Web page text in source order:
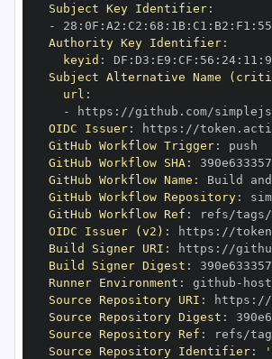
Subject Key Identifier:
-
28 : 0F : A2 : C2 : 68 : 1B: C1 : B2 : F1 : 55
Authority Key Identifier:
keyid : DF : D3 : E9 : CF : 56 : 24: 11 :
Subject Alternative Name
url :
-
https : //github.com/
OIDC Issuer: https :
GitHub Workflow Trigger:
GitHub Workflow SHA:
GitHub Workflow Name :
GitHub Workflow Repository:
GitHub Workflow Ref :
OIDC Issuer (v2) : https :
Build Signer URI : https : //
Build Signer Digest :
Runner Environment : github -
Source Repository URI : https :
Source Repository Digest :
Source Repository Ref :
Source Repository Identifier: